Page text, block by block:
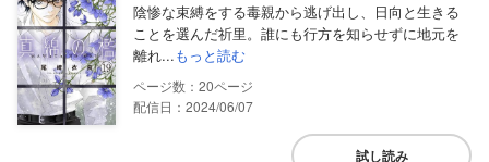
陰惨な束縛をする毒親から逃げ出し、日向と生きる
ことを選んだ祈里。誰にも行方を知らせずに地元を
離れ...もっと読む
20
配信日：2024/06/07
試し読み